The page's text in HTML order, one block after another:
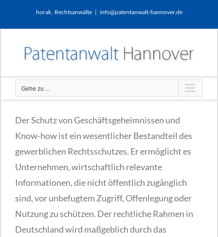
horak . Rechtsanwälte | info@patentanwalt-hannover.de
Gehe zu ...
Der Schutz von Geschäftsgeheimnissen und
Know-how ist ein wesentlicher Bestandteil des
gewerblichen Rechtsschutzes. Er ermöglicht es
Unternehmen, wirtschaftlich relevante
Informationen, die nicht öffentlich zugänglich
sind, vor unbefugtem Zugriff, Offenlegung oder
Nutzung zu schützen. Der rechtliche Rahmen in
Deutschland wird maßgeblich durch das